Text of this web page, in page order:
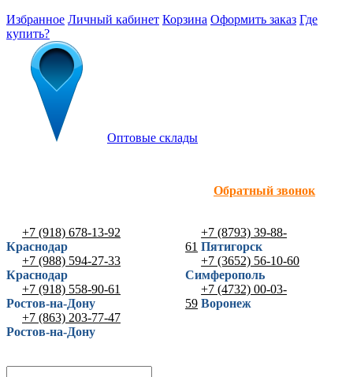
Избранное Личный кабинет Корзина Оформить заказ Где
купить?
Оптовые склады
Обратный звонок
+7 (918) 678-13-92
Краснодар
+7 (988) 594-27-33
Краснодар
+7 (918) 558-90-61
Ростов-на-Дону
+7 (863) 203-77-47
Ростов-на-Дону
+7 (8793) 39-88-
61 Пятигорск
+7 (3652) 56-10-60
Симферополь
+7 (4732) 00-03-
59 Воронеж